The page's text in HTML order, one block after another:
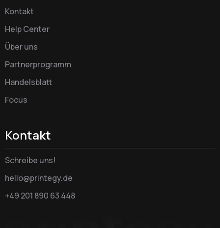
Kontakt
Help Center
Über uns
Partnerprogramm
Handelsblatt
Focus
Kontakt
Schreibe uns!
hello@printegy.de
+49 201 890 63 448